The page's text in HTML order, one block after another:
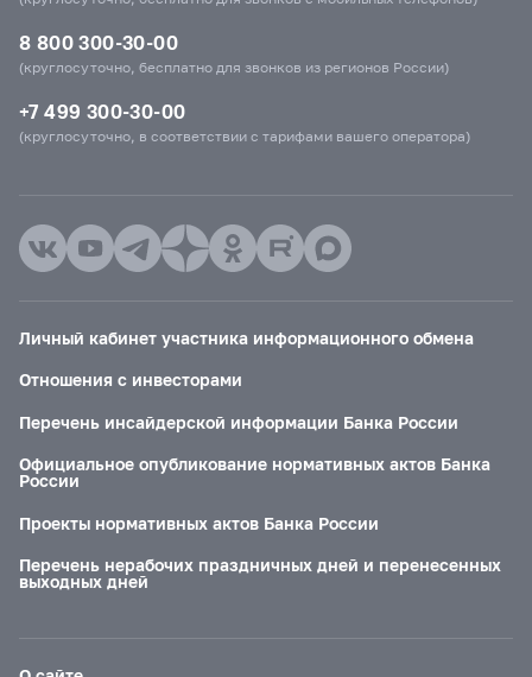
8 800 300-30-00
(круглосуточно, бесплатно для звонков из регионов России)
+7 499 300-30-00
(круглосуточно, в соответствии с тарифами вашего оператора)
Личный кабинет участника информационного обмена
Отношения с инвесторами
Перечень инсайдерской информации Банка России
Официальное опубликование нормативных актов Банка
России
Проекты нормативных актов Банка России
Перечень нерабочих праздничных дней и перенесенных
выходных дней